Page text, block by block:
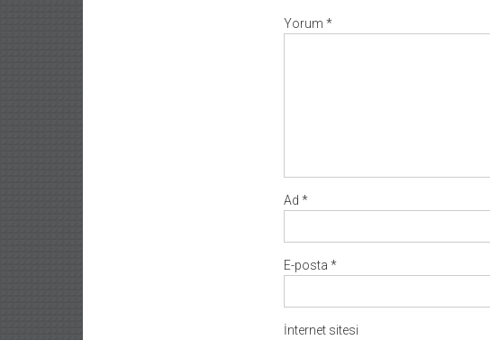
Yorum *
Ad *
E-posta *
İnternet sitesi